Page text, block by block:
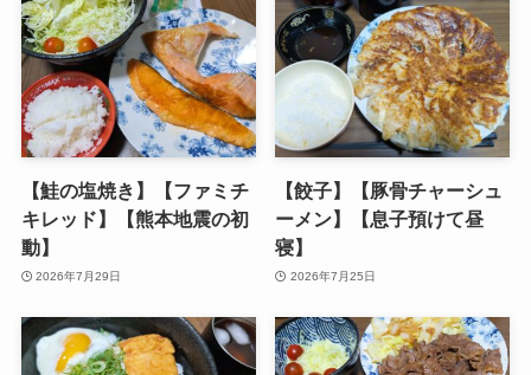
【鮭の塩焼き】【ファミチ
キレッド】【熊本地震の初
動】
2026年7月29日
【餃子】【豚骨チャーシュ
ーメン】【息子預けて昼
寝】
2026年7月25日